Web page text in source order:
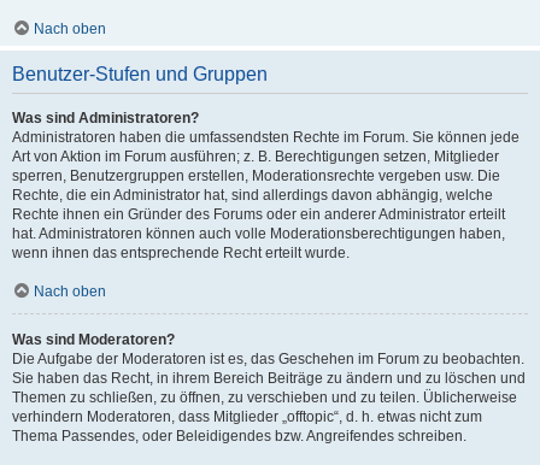
Nach oben
Benutzer-Stufen und Gruppen
Was sind Administratoren?
Administratoren haben die umfassendsten Rechte im Forum. Sie können jede
Art von Aktion im Forum ausführen; z. B. Berechtigungen setzen, Mitglieder
sperren, Benutzergruppen erstellen, Moderationsrechte vergeben usw. Die
Rechte, die ein Administrator hat, sind allerdings davon abhängig, welche
Rechte ihnen ein Gründer des Forums oder ein anderer Administrator erteilt
hat. Administratoren können auch volle Moderationsberechtigungen haben,
wenn ihnen das entsprechende Recht erteilt wurde.
Nach oben
Was sind Moderatoren?
Die Aufgabe der Moderatoren ist es, das Geschehen im Forum zu beobachten.
Sie haben das Recht, in ihrem Bereich Beiträge zu ändern und zu löschen und
Themen zu schließen, zu öffnen, zu verschieben und zu teilen. Üblicherweise
verhindern Moderatoren, dass Mitglieder „offtopic“, d. h. etwas nicht zum
Thema Passendes, oder Beleidigendes bzw. Angreifendes schreiben.